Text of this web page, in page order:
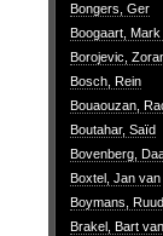
Bongers, Ger
Boogaart,
Borojevic,
Bosch, Rein
Bouaouzan,
Boutahar, Saïd
Bovenberg,
Boxtel, Jan van
Boymans, Ruud
Brakel, Bart van